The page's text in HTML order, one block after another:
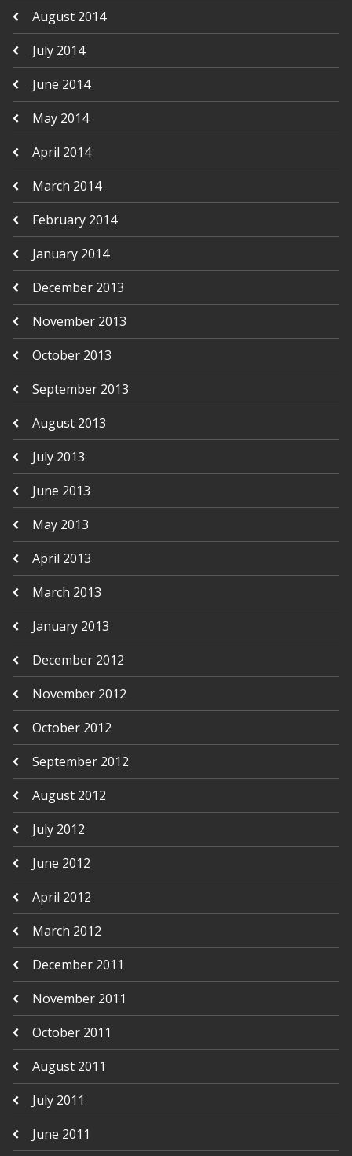
August 2014
July 2014
June 2014
May 2014
April 2014
March 2014
February 2014
January 2014
December 2013
November 2013
October 2013
September 2013
August 2013
July 2013
June 2013
May 2013
April 2013
March 2013
January 2013
December 2012
November 2012
October 2012
September 2012
August 2012
July 2012
June 2012
April 2012
March 2012
December 2011
November 2011
October 2011
August 2011
July 2011
June 2011